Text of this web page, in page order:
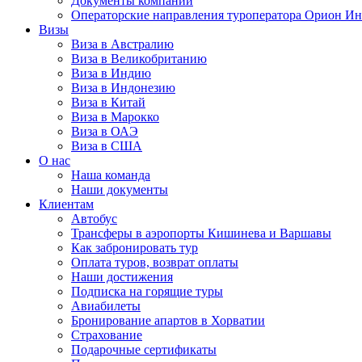
Операторские направления туроператора Орион
Визы
Виза в Австралию
Виза в Великобританию
Виза в Индию
Виза в Индонезию
Виза в Китай
Виза в Марокко
Виза в ОАЭ
Виза в США
О нас
Наша команда
Наши документы
Клиентам
Автобус
Трансферы в аэропорты Кишинева и Варшавы
Как забронировать тур
Оплата туров, возврат оплаты
Наши достижения
Подписка на горящие туры
Авиабилеты
Бронирование апартов в Хорватии
Страхование
Подарочные сертификаты